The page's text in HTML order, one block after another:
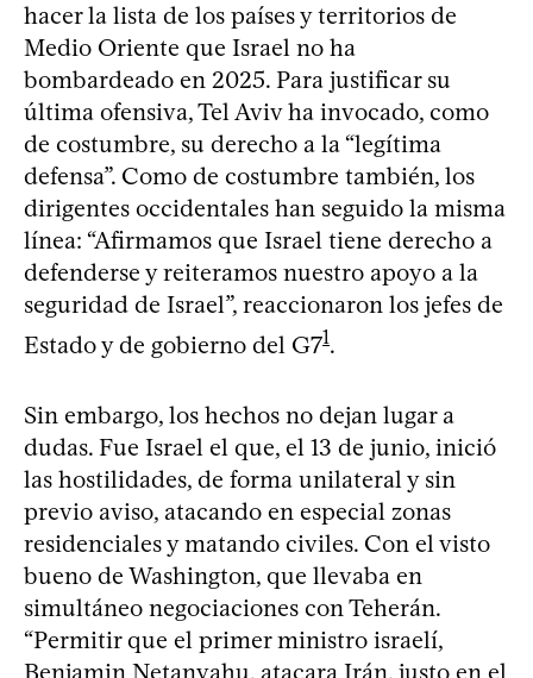
hacer la lista de los países y territorios de
Medio Oriente que Israel no ha
bombardeado en 2025. Para justificar su
última ofensiva, Tel Aviv ha invocado, como
de costumbre, su derecho a la “legítima
defensa”. Como de costumbre también, los
dirigentes occidentales han seguido la misma
línea: “Afirmamos que Israel tiene derecho a
defenderse y reiteramos nuestro apoyo a la
seguridad de Israel”, reaccionaron los jefes de
Estado y de gobierno del G71.
Sin embargo, los hechos no dejan lugar a
dudas. Fue Israel el que, el 13 de junio, inició
las hostilidades, de forma unilateral y sin
previo aviso, atacando en especial zonas
residenciales y matando civiles. Con el visto
bueno de Washington, que llevaba en
simultáneo negociaciones con Teherán.
“Permitir que el primer ministro israelí,
Benjamin Netanyahu, atacara Irán, justo en el